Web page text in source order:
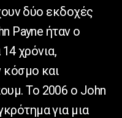
δύο εκδοχές
Payne ήταν ο
χρόνια,
κόσμο και
Το 2006 ο John
για μια